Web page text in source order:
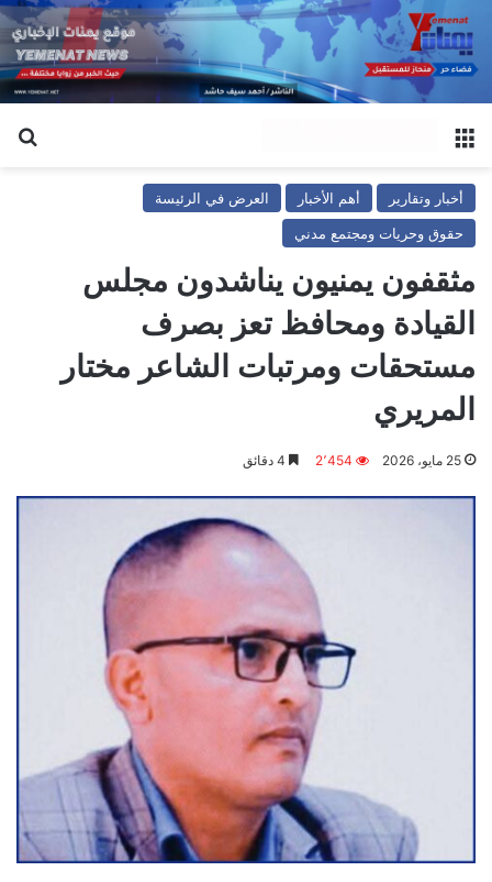
أخبار وتقارير أهم الأخبار
العرض في الرئيسة
حقوق وحريات ومجتمع مدني
مثقفون يمنيون يناشدون مجلس
القيادة ومحافظ تعز بصرف
مستحقات ومرتبات الشاعر مختار
المريري
25 مايو، 2026 2٬454